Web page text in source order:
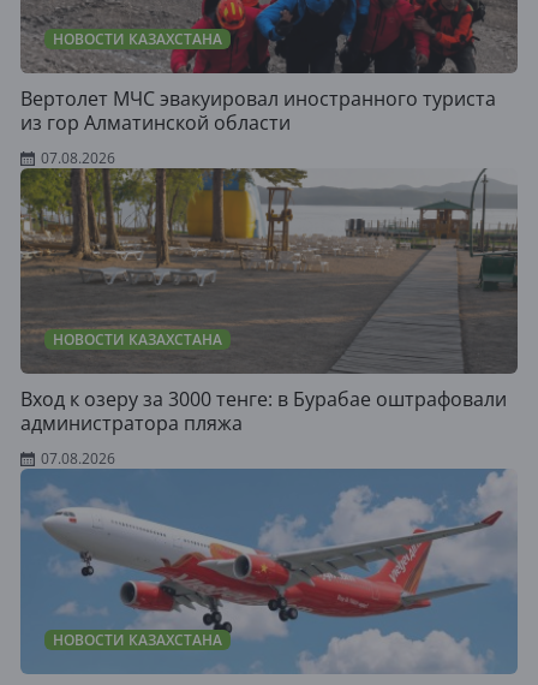
НОВОСТИ КАЗАХСТАНА
Вертолет МЧС эвакуировал иностранного туриста
из гор Алматинской области
07.08.2026
НОВОСТИ КАЗАХСТАНА
Вход к озеру за 3000 тенге: в Бурабае оштрафовали
администратора пляжа
07.08.2026
НОВОСТИ КАЗАХСТАНА